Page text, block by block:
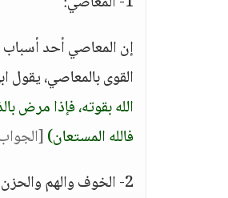
إن المعاصي أحد أسباب
القوى بالمعاصي، يقول
الله بقوته، فإذا مرض
فالله المستعان)
2- الخوف والهم والحزن: